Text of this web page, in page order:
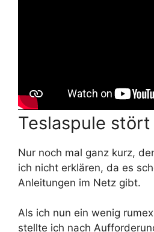
Teslaspule
Nur noch mal ganz kurz,
ich nicht erklären, da es
Anleitungen im Netz gibt.
Als ich nun ein wenig
stellte ich nach